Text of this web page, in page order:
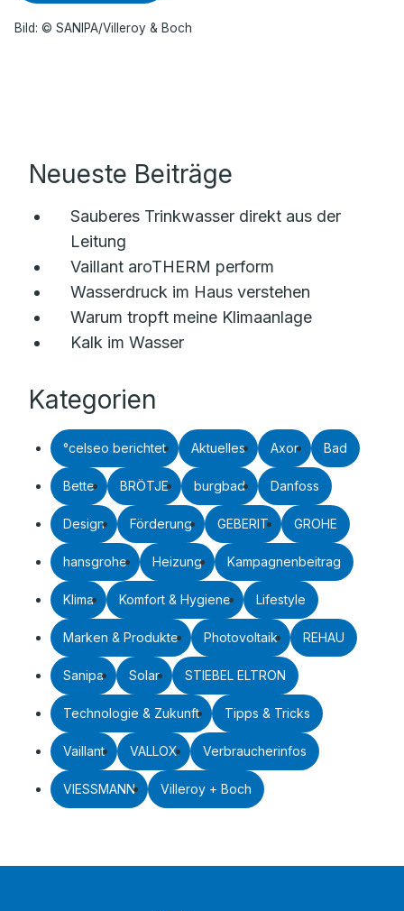
Bild: © SANIPA/Villeroy & Boch
Neueste Beiträge
Sauberes Trinkwasser direkt aus der
Leitung
Vaillant aroTHERM perform
Wasserdruck im Haus verstehen
Warum tropft meine Klimaanlage
Kalk im Wasser
Kategorien
°celseo berichtet Aktuelles Axor Bad
Bette BRÖTJE burgbad Danfoss
Design Förderung GEBERIT GROHE
hansgrohe Heizung Kampagnenbeitrag
Klima Komfort & Hygiene Lifestyle
Marken & Produkte Photovoltaik REHAU
Sanipa Solar STIEBEL ELTRON
Technologie & Zukunft Tipps & Tricks
Vaillant VALLOX Verbraucherinfos
VIESSMANN Villeroy + Boch